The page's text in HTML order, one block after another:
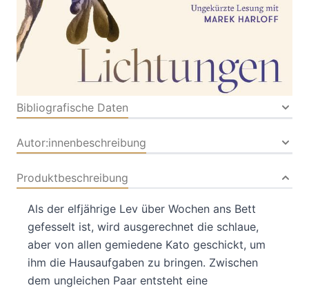
Audio-CD Audio-CD
ISBN: 978-3-74243131-
Bibliografische Daten
Autor:innenbeschreibung
Produktbeschreibung
Als der elfjährige Lev über Wochen ans Bett
gefesselt ist, wird ausgerechnet die schlaue,
aber von allen gemiedene Kato geschickt, um
ihm die Hausaufgaben zu bringen. Zwischen
dem ungleichen Paar entsteht eine